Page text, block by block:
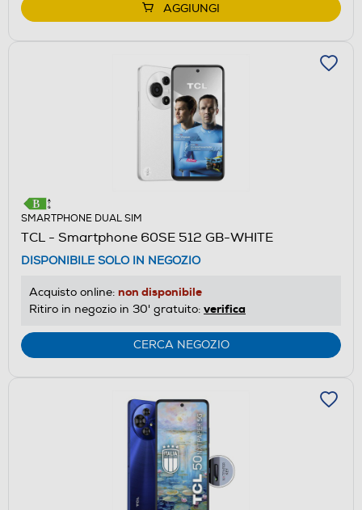
AGGIUNGI
SMARTPHONE DUAL SIM
TCL - Smartphone 60SE 512 GB-WHITE
DISPONIBILE SOLO IN NEGOZIO
Acquisto online: non disponibile
Ritiro in negozio in 30' gratuito: verifica
CERCA NEGOZIO